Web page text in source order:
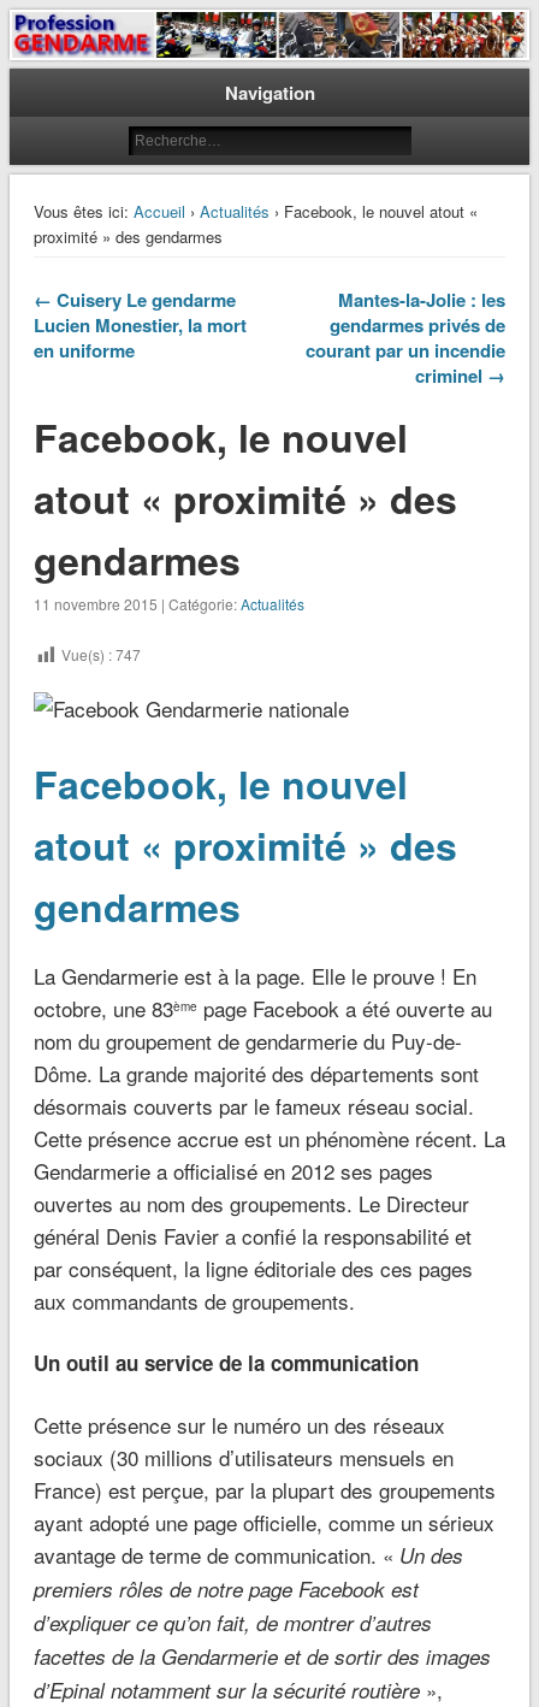
Profession Gendarme
Le journal des gendarmes
Navigation
Vous êtes ici: Accueil › Actualités › Facebook, le nouvel atout «
proximité » des gendarmes
← Cuisery Le gendarme
Lucien Monestier, la mort
en uniforme
Mantes-la-Jolie : les
gendarmes privés de
courant par un incendie
criminel →
Facebook, le nouvel
atout « proximité » des
gendarmes
11 novembre 2015 | Catégorie:Actualités
Vue(s) :747
Facebook, le nouvel
atout « proximité » des
gendarmes
La Gendarmerie est à la page. Elle le prouve ! En
octobre, une 83ème page Facebook a été ouverte au
nom du groupement de gendarmerie du Puy-de-
Dôme. La grande majorité des départements sont
désormais couverts par le fameux réseau social.
Cette présence accrue est un phénomène récent. La
Gendarmerie a officialisé en 2012 ses pages
ouvertes au nom des groupements. Le Directeur
général Denis Favier a confié la responsabilité et
par conséquent, la ligne éditoriale des ces pages
aux commandants de groupements.
Un outil au service de la communication
Cette présence sur le numéro un des réseaux
sociaux (30 millions d’utilisateurs mensuels en
France) est perçue, par la plupart des groupements
ayant adopté une page officielle, comme un sérieux
avantage de terme de communication. « Un des
premiers rôles de notre page Facebook est
d’expliquer ce qu’on fait, de montrer d’autres
facettes de la Gendarmerie et de sortir des images
d’Epinal notamment sur la sécurité routière »,